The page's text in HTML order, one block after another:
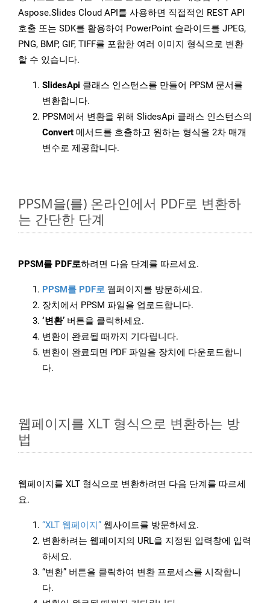
Aspose.Slides Cloud API를 사용하면 직접적인 REST API
호출 또는 SDK를 활용하여 PowerPoint 슬라이드를 JPEG,
PNG, BMP, GIF, TIFF를 포함한 여러 이미지 형식으로 변환
할 수 있습니다.
SlidesApi 클래스 인스턴스를 만들어 PPSM 문서를
변환합니다.
PPSM에서 변환을 위해 SlidesApi 클래스 인스턴스의
Convert 메서드를 호출하고 원하는 형식을 2차 매개
변수로 제공합니다.
PPSM을(를) 온라인에서 PDF로 변환하
는 간단한 단계
PPSM를 PDF로하려면 다음 단계를 따르세요.
PPSM를 PDF로 웹페이지를 방문하세요.
장치에서 PPSM 파일을 업로드합니다.
‘변환’ 버튼을 클릭하세요.
변환이 완료될 때까지 기다립니다.
변환이 완료되면 PDF 파일을 장치에 다운로드합니
다.
웹페이지를 XLT 형식으로 변환하는 방
법
웹페이지를 XLT 형식으로 변환하려면 다음 단계를 따르세
요.
“XLT 웹페이지” 웹사이트를 방문하세요.
변환하려는 웹페이지의 URL을 지정된 입력창에 입력
하세요.
“변환” 버튼을 클릭하여 변환 프로세스를 시작합니
다.